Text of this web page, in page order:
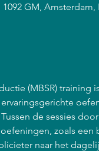
GM,
(MBSR) training
ervaringsgerichte
de sessies
zoals
naar het